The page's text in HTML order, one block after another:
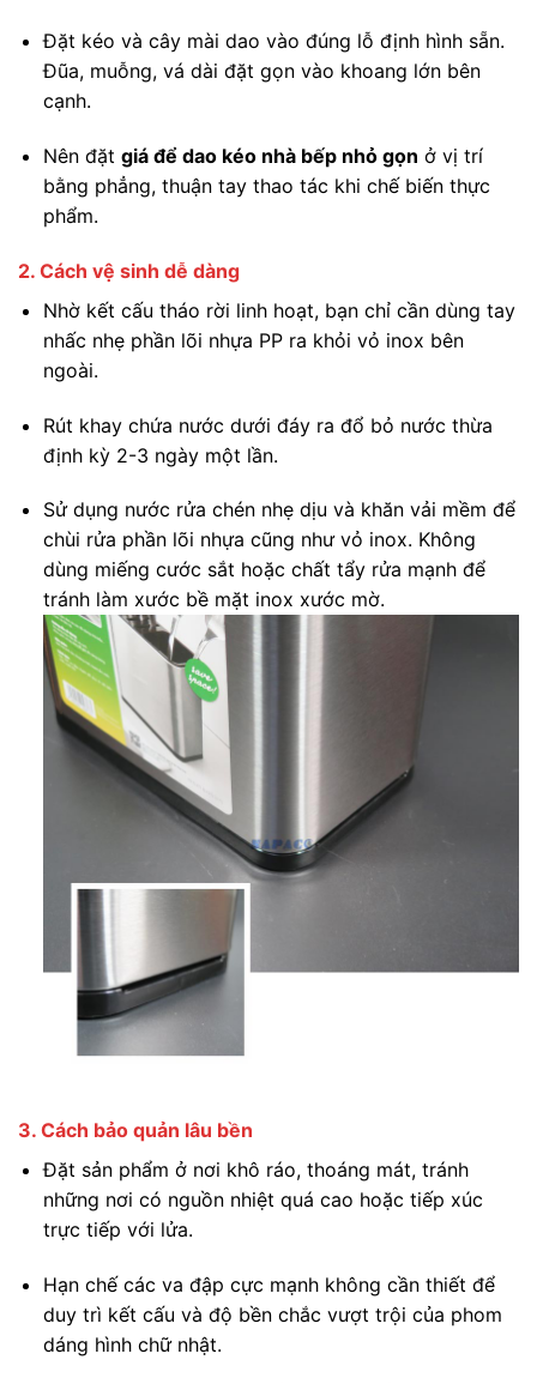
Đặt kéo và cây mài dao vào đúng lỗ định hình sẵn.
Đũa, muỗng, vá dài đặt gọn vào khoang lớn bên
cạnh.
Nên đặt giá để dao kéo nhà bếp nhỏ gọn ở vị trí
bằng phẳng, thuận tay thao tác khi chế biến thực
phẩm.
2. Cách vệ sinh dễ dàng
Nhờ kết cấu tháo rời linh hoạt, bạn chỉ cần dùng tay
nhấc nhẹ phần lõi nhựa PP ra khỏi vỏ inox bên
ngoài.
Rút khay chứa nước dưới đáy ra đổ bỏ nước thừa
định kỳ 2-3 ngày một lần.
Sử dụng nước rửa chén nhẹ dịu và khăn vải mềm để
chùi rửa phần lõi nhựa cũng như vỏ inox. Không
dùng miếng cước sắt hoặc chất tẩy rửa mạnh để
tránh làm xước bề mặt inox xước mờ.
3. Cách bảo quản lâu bền
Đặt sản phẩm ở nơi khô ráo, thoáng mát, tránh
những nơi có nguồn nhiệt quá cao hoặc tiếp xúc
trực tiếp với lửa.
Hạn chế các va đập cực mạnh không cần thiết để
duy trì kết cấu và độ bền chắc vượt trội của phom
dáng hình chữ nhật.